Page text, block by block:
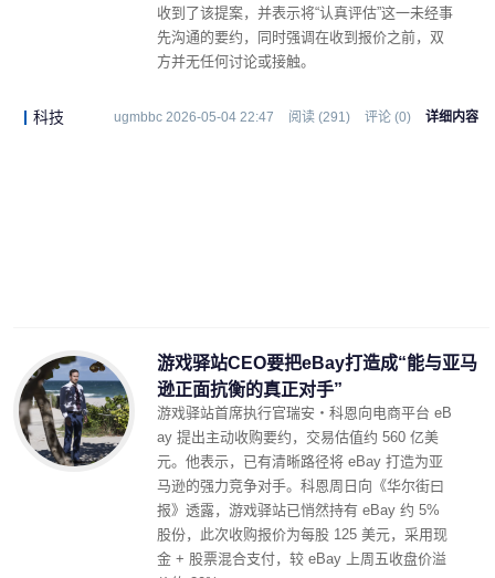
收到了该提案，并表示将“认真评估”这一未经事
先沟通的要约，同时强调在收到报价之前，双
方并无任何讨论或接触。
科技 ugmbbc 2026-05-04 22:47 阅读 (291) 评论 (0) 详细内容
游戏驿站CEO要把eBay打造成“能与亚马
逊正面抗衡的真正对手”
游戏驿站首席执行官瑞安・科恩向电商平台 eB
ay 提出主动收购要约，交易估值约 560 亿美
元。他表示，已有清晰路径将 eBay 打造为亚
马逊的强力竞争对手。科恩周日向《华尔街曰
报》透露，游戏驿站已悄然持有 eBay 约 5%
股份，此次收购报价为每股 125 美元，采用现
金 + 股票混合支付，较 eBay 上周五收盘价溢